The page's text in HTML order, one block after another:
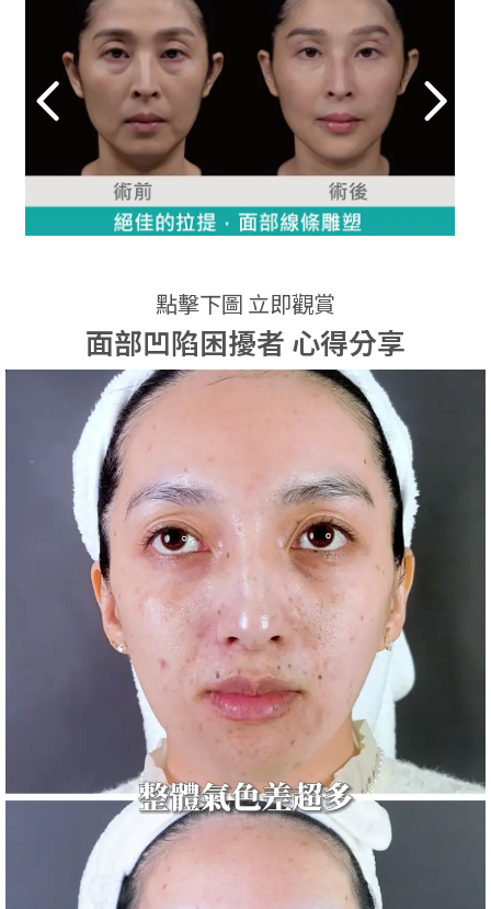
點擊下圖 立即觀賞
面部凹陷困擾者 心得分享